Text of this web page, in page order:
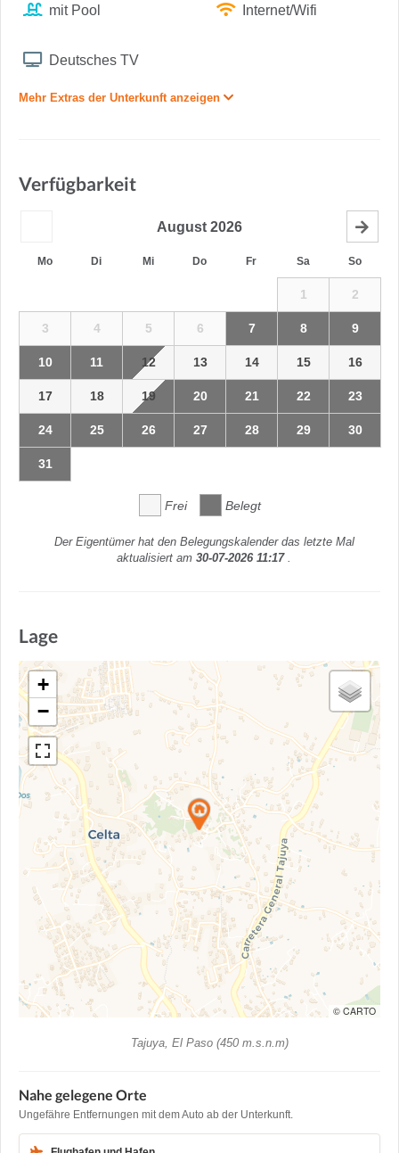
mit Pool Internet/Wifi
Deutsches TV
Mehr Extras der Unterkunft anzeigen
Verfügbarkeit
August 2026
Mo Di Mi Do Fr Sa So
1 2
3 4 5 6 7 8 9
10 11 12 13 14 15 16
17 18 19 20 21 22 23
24 25 26 27 28 29 30
31
Frei Belegt
Der Eigentümer hat den Belegungskalender das letzte Mal
aktualisiert am 30-07-2026 11:17 .
Lage
+
−
© CARTO
Tajuya, El Paso (450 m.s.n.m)
Nahe gelegene Orte
Ungefähre Entfernungen mit dem Auto ab der Unterkunft.